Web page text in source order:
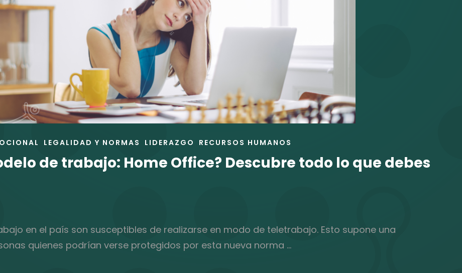
LEGALIDAD Y NORMAS LIDERAZGO RECURSOS HUMANOS
de trabajo: Home Office? Descubre todo lo que debes
en el país son susceptibles de realizarse en modo de teletrabajo. Esto supone una
quienes podrían verse protegidos por esta nueva norma …